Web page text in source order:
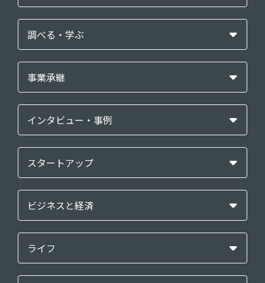
調べる・学ぶ
事業承継
インタビュー・事例
スタートアップ
ビジネスと経済
ライフ